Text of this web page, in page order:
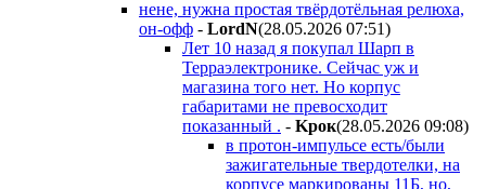
нене, нужна простая твёрдотёльная релюха,
он-офф - LordN(28.05.2026 07:51)
Лет 10 назад я покупал Шарп в
Терраэлектронике. Сейчас уж и
магазина того нет. Но корпус
габаритами не превосходит
показанный . - Kpoк(28.05.2026 09:08)
в протон-импульсе есть/были
зажигательные твердотелки, на
корпусе маркированы 11Б, но,